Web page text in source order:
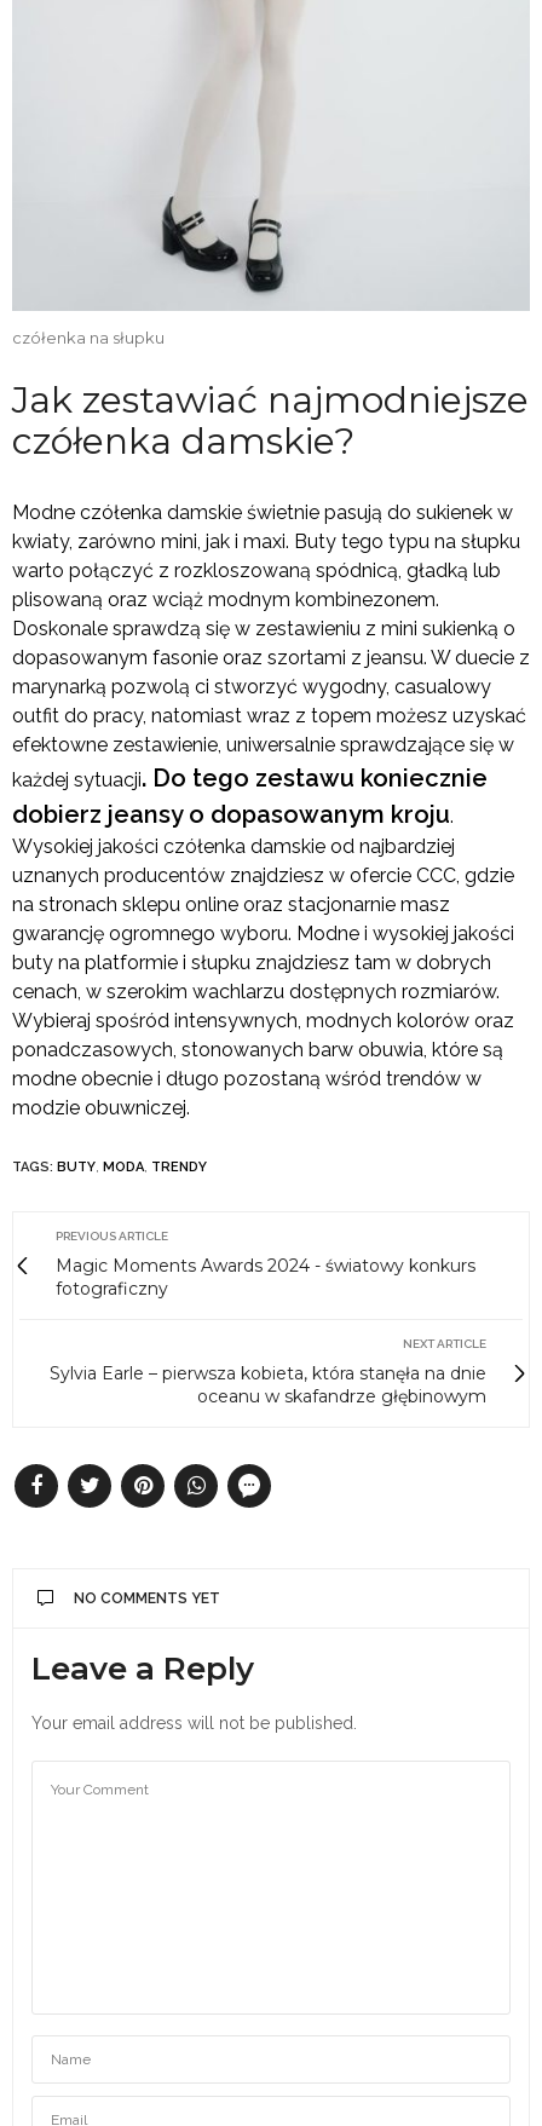
czółenka na słupku
Jak zestawiać najmodniejsze
czółenka damskie?
Modne czółenka damskie świetnie pasują do sukienek w
kwiaty, zarówno mini, jak i maxi. Buty tego typu na słupku
warto połączyć z rozkloszowaną spódnicą, gładką lub
plisowaną oraz wciąż modnym kombinezonem.
Doskonale sprawdzą się w zestawieniu z mini sukienką o
dopasowanym fasonie oraz szortami z jeansu. W duecie z
marynarką pozwolą ci stworzyć wygodny, casualowy
outfit do pracy, natomiast wraz z topem możesz uzyskać
efektowne zestawienie, uniwersalnie sprawdzające się w
każdej sytuacji. Do tego zestawu koniecznie
dobierz jeansy o dopasowanym kroju.
Wysokiej jakości czółenka damskie od najbardziej
uznanych producentów znajdziesz w ofercie CCC, gdzie
na stronach sklepu online oraz stacjonarnie masz
gwarancję ogromnego wyboru. Modne i wysokiej jakości
buty na platformie i słupku znajdziesz tam w dobrych
cenach, w szerokim wachlarzu dostępnych rozmiarów.
Wybieraj spośród intensywnych, modnych kolorów oraz
ponadczasowych, stonowanych barw obuwia, które są
modne obecnie i długo pozostaną wśród trendów w
modzie obuwniczej.
TAGS: BUTY, MODA, TRENDY
PREVIOUS ARTICLE
Magic Moments Awards 2024 - światowy konkurs
fotograficzny
NEXT ARTICLE
Sylvia Earle – pierwsza kobieta, która stanęła na dnie
oceanu w skafandrze głębinowym
NO COMMENTS YET
Leave a Reply
Your email address will not be published.